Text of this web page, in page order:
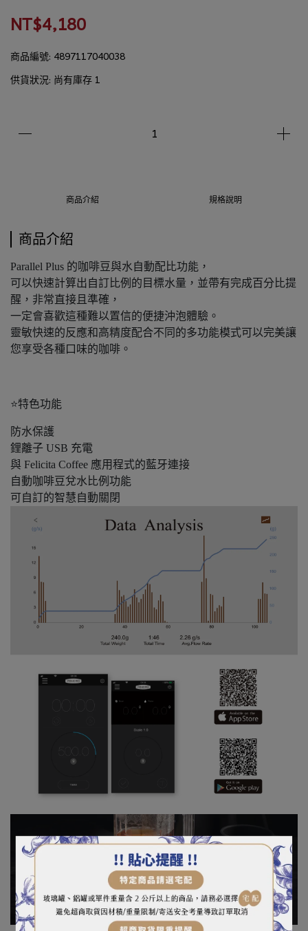
NT$4,180
商品編號: 4897117040038
供貨狀況: 尚有庫存 1
商品介紹 規格說明
商品介紹
Parallel Plus 的咖啡豆與水自動配比功能，
可以快速計算出自訂比例的目標水量，並帶有完成百分比提
醒，非常直接且準確，
一定會喜歡這種難以置信的便捷沖泡體驗。
靈敏快速的反應和高精度配合不同的多功能模式可以完美讓
您享受各種口味的咖啡。
⭐特色功能
防水保護
鋰離子 USB 充電
與 Felicita Coffee 應用程式的藍牙連接
自動咖啡豆兌水比例功能
可自訂的智慧自動關閉